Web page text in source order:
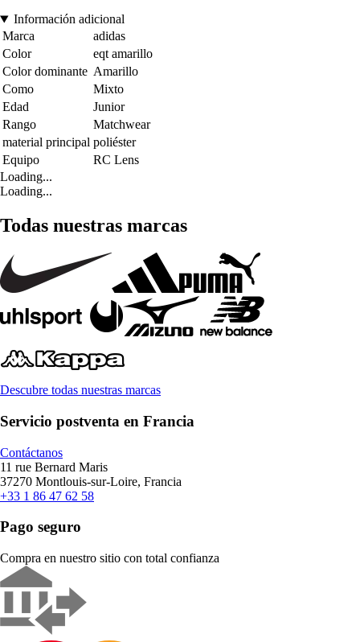
Información adicional
Marca
adidas
Color
eqt amarillo
Color dominante Amarillo
Como
Mixto
Edad
Junior
Rango
Matchwear
material principal poliéster
Equipo
RC Lens
Loading...
Loading...
Todas nuestras marcas
Descubre todas nuestras marcas
Servicio postventa en Francia
Contáctanos
11 rue Bernard Maris
37270 Montlouis-sur-Loire, Francia
+33 1 86 47 62 58
Pago seguro
Compra en nuestro sitio con total confianza